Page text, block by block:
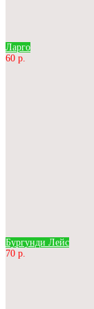
Ларго
60 р.
Бургунди Лейс
70 р.